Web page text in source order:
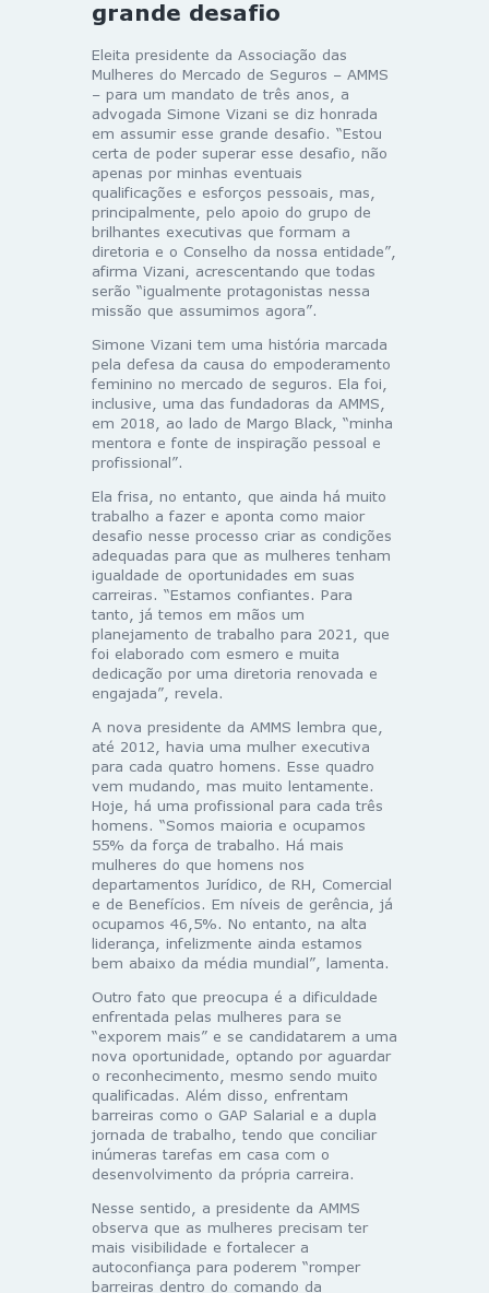
grande desafio
Eleita presidente da Associação das
Mulheres do Mercado de Seguros – AMMS
– para um mandato de três anos, a
advogada Simone Vizani se diz honrada
em assumir esse grande desafio. “Estou
certa de poder superar esse desafio, não
apenas por minhas eventuais
qualificações e esforços pessoais, mas,
principalmente, pelo apoio do grupo de
brilhantes executivas que formam a
diretoria e o Conselho da nossa entidade”,
afirma Vizani, acrescentando que todas
serão “igualmente protagonistas nessa
missão que assumimos agora”.
Simone Vizani tem uma história marcada
pela defesa da causa do empoderamento
feminino no mercado de seguros. Ela foi,
inclusive, uma das fundadoras da AMMS,
em 2018, ao lado de Margo Black, “minha
mentora e fonte de inspiração pessoal e
profissional”.
Ela frisa, no entanto, que ainda há muito
trabalho a fazer e aponta como maior
desafio nesse processo criar as condições
adequadas para que as mulheres tenham
igualdade de oportunidades em suas
carreiras. “Estamos confiantes. Para
tanto, já temos em mãos um
planejamento de trabalho para 2021, que
foi elaborado com esmero e muita
dedicação por uma diretoria renovada e
engajada”, revela.
A nova presidente da AMMS lembra que,
até 2012, havia uma mulher executiva
para cada quatro homens. Esse quadro
vem mudando, mas muito lentamente.
Hoje, há uma profissional para cada três
homens. “Somos maioria e ocupamos
55% da força de trabalho. Há mais
mulheres do que homens nos
departamentos Jurídico, de RH, Comercial
e de Benefícios. Em níveis de gerência, já
ocupamos 46,5%. No entanto, na alta
liderança, infelizmente ainda estamos
bem abaixo da média mundial”, lamenta.
Outro fato que preocupa é a dificuldade
enfrentada pelas mulheres para se
“exporem mais” e se candidatarem a uma
nova oportunidade, optando por aguardar
o reconhecimento, mesmo sendo muito
qualificadas. Além disso, enfrentam
barreiras como o GAP Salarial e a dupla
jornada de trabalho, tendo que conciliar
inúmeras tarefas em casa com o
desenvolvimento da própria carreira.
Nesse sentido, a presidente da AMMS
observa que as mulheres precisam ter
mais visibilidade e fortalecer a
autoconfiança para poderem “romper
barreiras dentro do comando da